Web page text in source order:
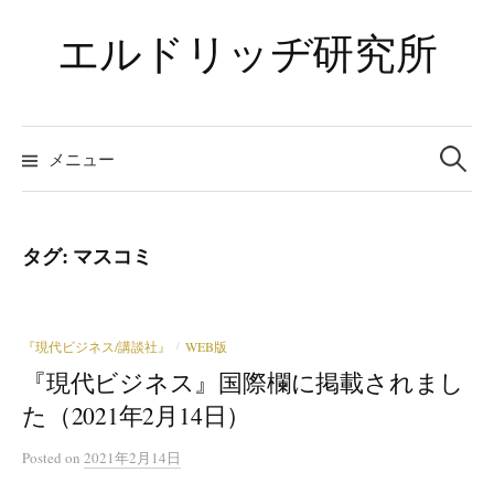
ツ
へ
ス
ッ
エルドリッヂ研究所
メニュー
検
索:
タグ: マスコミ
『現代ビジネス/講談社』 / WEB版
『現代ビジネス』国際欄に掲載されまし
た（2021年2月14日）
Posted on 2021年2月14日